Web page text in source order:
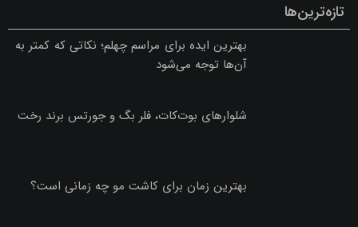
تازه‌ترین‌ها
بهترین ایده برای مراسم چهلم؛ نکاتی که کمتر به
آن‌ها توجه می‌شود
شلوارهای بوت‌کات، فلر بگ و جورتس برند رخت
بهترین زمان برای کاشت مو چه زمانی است؟